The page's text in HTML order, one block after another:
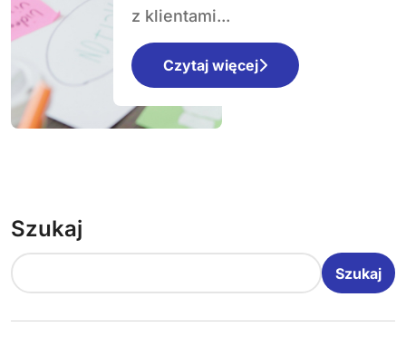
z klientami...
Czytaj więcej
Szukaj
Szukaj